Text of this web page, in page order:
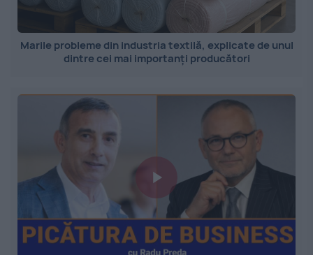
Marile probleme din industria textilă, explicate de unul
dintre cei mai importanți producători